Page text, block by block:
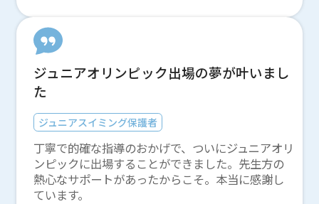
ジュニアオリンピック出場の夢が叶いまし
た
ジュニアスイミング保護者
丁寧で的確な指導のおかげで、ついにジュニアオリ
ンピックに出場することができました。先生方の
熱心なサポートがあったからこそ。本当に感謝し
ています。